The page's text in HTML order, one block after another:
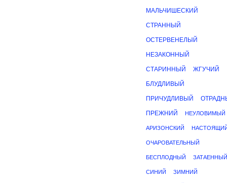
МАЛЬЧИШЕСКИЙ
СТРАННЫЙ
ОСТЕРВЕНЕЛЫЙ
НЕЗАКОННЫЙ
СТАРИННЫЙ ЖГУЧИЙ
БЛУДЛИВЫЙ
ПРИЧУДЛИВЫЙ
ПРЕЖНИЙ НЕУЛОВИМЫЙ
АРИЗОНСКИЙ
ОЧАРОВАТЕЛЬНЫЙ
БЕСПЛОДНЫЙ ЗАТАЕННЫЙ
СИНИЙ ЗИМНИЙ